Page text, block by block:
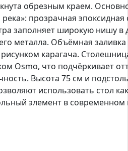
обрезным краем.
прозрачная эпоксидная
заполняет широкую нишу в
металла. Объёмная заливка
карагача.
Osmo, что подчёркивает
Высота 75 см и
использовать стол как
элемент в современном